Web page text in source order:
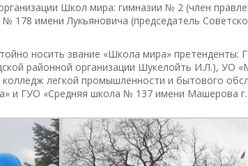
Школ мира: гимназии № 2 (член
имени Лукьяновича (председатель
носить звание «Школа мира»
районной организации Шукелойть И.Л.), УО
легкой промышленности и бытового
и ГУО «Средняя школа № 137 имени Машерова